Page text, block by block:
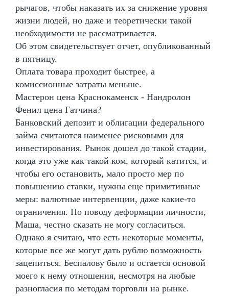
рычагов, чтобы наказать их за снижение уровня
жизни людей, но даже и теоретически такой
необходимости не рассматривается.
Об этом свидетельствует отчет, опубликованный
в пятницу.
Оплата товара проходит быстрее, а
комиссионные затраты меньше.
Мастерон цена Краснокаменск - Нандролон
Фенил цена Гатчина?
Банковский депозит и облигации федерального
займа считаются наименее рисковыми для
инвестирования. Рынок дошел до такой стадии,
когда это уже как такой ком, который катится, и
чтобы его остановить, мало просто мер по
повышению ставки, нужны еще примитивные
меры: валютные интервенции, даже какие-то
ограничения. По поводу деформации личности,
Маша, честно сказать не могу согласиться.
Однако я считаю, что есть некоторые моменты,
которые все же могут дать рублю возможность
зацепиться. Беспалову было и остается основой
моего к нему отношения, несмотря на любые
разногласия по методам торговли на рынке.